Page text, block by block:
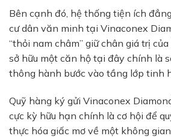
Bên cạnh đó, hệ thống tiện ích
cư dân văn minh tại Vinaconex
“thỏi nam châm” giữ chân giá trị
sở hữu một căn hộ tại đây chính là
thông hành bước vào tầng lớp tinh
Quỹ hàng ký gửi Vinaconex
cực kỳ hữu hạn chính là cơ hội để
thực hóa giấc mơ về một không